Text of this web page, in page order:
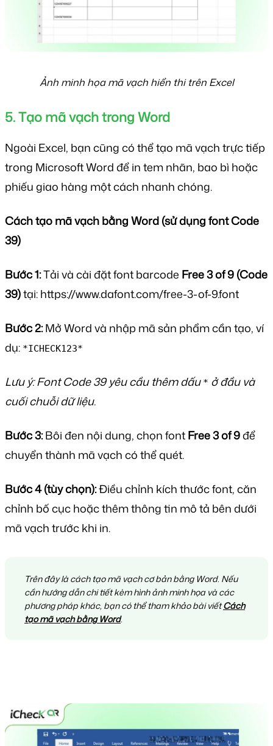
Ảnh minh họa mã vạch hiển thi trên Excel
5. Tạo mã vạch trong Word
Ngoài Excel, bạn cũng có thể tạo mã vạch trực tiếp
trong Microsoft Word để in tem nhãn, bao bì hoặc
phiếu giao hàng một cách nhanh chóng.
Cách tạo mã vạch bằng Word (sử dụng font Code
39)
Bước 1:Tải và cài đặt font barcode Free 3 of 9 (Code
39)tại: https://www.dafont.com/free-3-of-9.font
Bước 2:Mở Word và nhập mã sản phẩm cần tạo, ví
dụ: *ICHECK123*
Lưu ý: Font Code 39 yêu cầu thêm dấu * ở đầu và
cuối chuỗi dữ liệu.
Bước 3:Bôi đen nội dung, chọn fontFree 3 of 9để
chuyển thành mã vạch có thể quét.
Bước 4 (tùy chọn):Điều chỉnh kích thước font, căn
chỉnh bố cục hoặc thêm thông tin mô tả bên dưới
mã vạch trước khi in.
Trên đây là cách tạo mã vạch cơ bản bằng Word. Nếu
cần hướng dẫn chi tiết kèm hình ảnh minh họa và các
phương pháp khác, bạn có thể tham khảo bài viết Cách
tạo mã vạch bằng Word.